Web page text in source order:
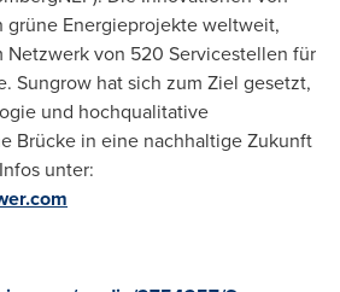
grüne Energieprojekte weltweit,
von 520 Servicestellen für
Sungrow hat sich zum Ziel gesetzt,
und hochqualitative
Brücke in eine nachhaltige Zukunft
unter: